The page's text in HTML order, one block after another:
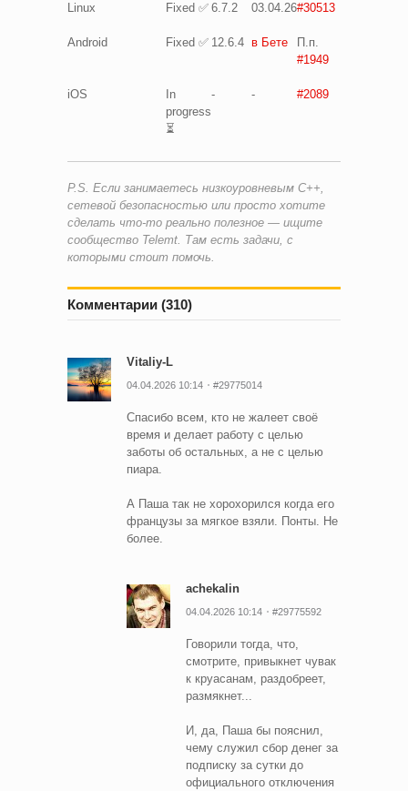
Linux Fixed ✅ 6.7.2 03.04.26#30513
Android Fixed ✅ 12.6.4 в Бете
П.п.
#1949
iOS
In
progress
⏳
- - #2089
P.S. Если занимаетесь низкоуровневым C++,
сетевой безопасностью или просто хотите
сделать что-то реально полезное — ищите
сообщество Telemt. Там есть задачи, с
которыми стоит помочь.
Комментарии (310)
Vitaliy-L
04.04.2026 10:14 #29775014
Спасибо всем, кто не жалеет своё
время и делает работу с целью
заботы об остальных, а не с целью
пиара.
А Паша так не хорохорился когда его
французы за мягкое взяли. Понты. Не
более.
achekalin
04.04.2026 10:14 #29775592
Говорили тогда, что,
смотрите, привыкнет чувак
к круасанам, раздобреет,
размякнет...
И, да, Паша бы пояснил,
чему служил сбор денег за
подписку за сутки до
официального отключения